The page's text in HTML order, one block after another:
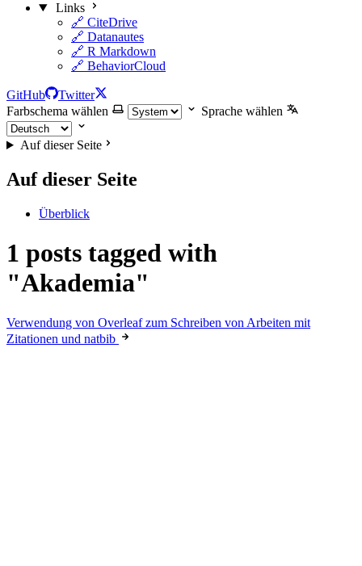
Links
🔗 CiteDrive
🔗 Datanautes
🔗 R Markdown
🔗 BehaviorCloud
GitHub
Twitter
Farbschema wählen
Sprache wählen
Auf dieser Seite
Auf dieser Seite
Überblick
1 posts tagged with
"Akademia"
Verwendung von Overleaf zum Schreiben von Arbeiten mit
Zitationen und natbib